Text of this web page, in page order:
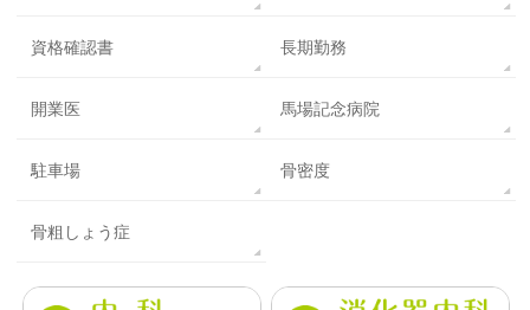
資格確認書 長期勤務
開業医 馬場記念病院
駐車場 骨密度
骨粗しょう症